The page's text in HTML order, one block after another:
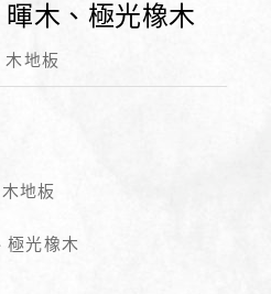
木、極光橡木
木地板
地板
極光橡木